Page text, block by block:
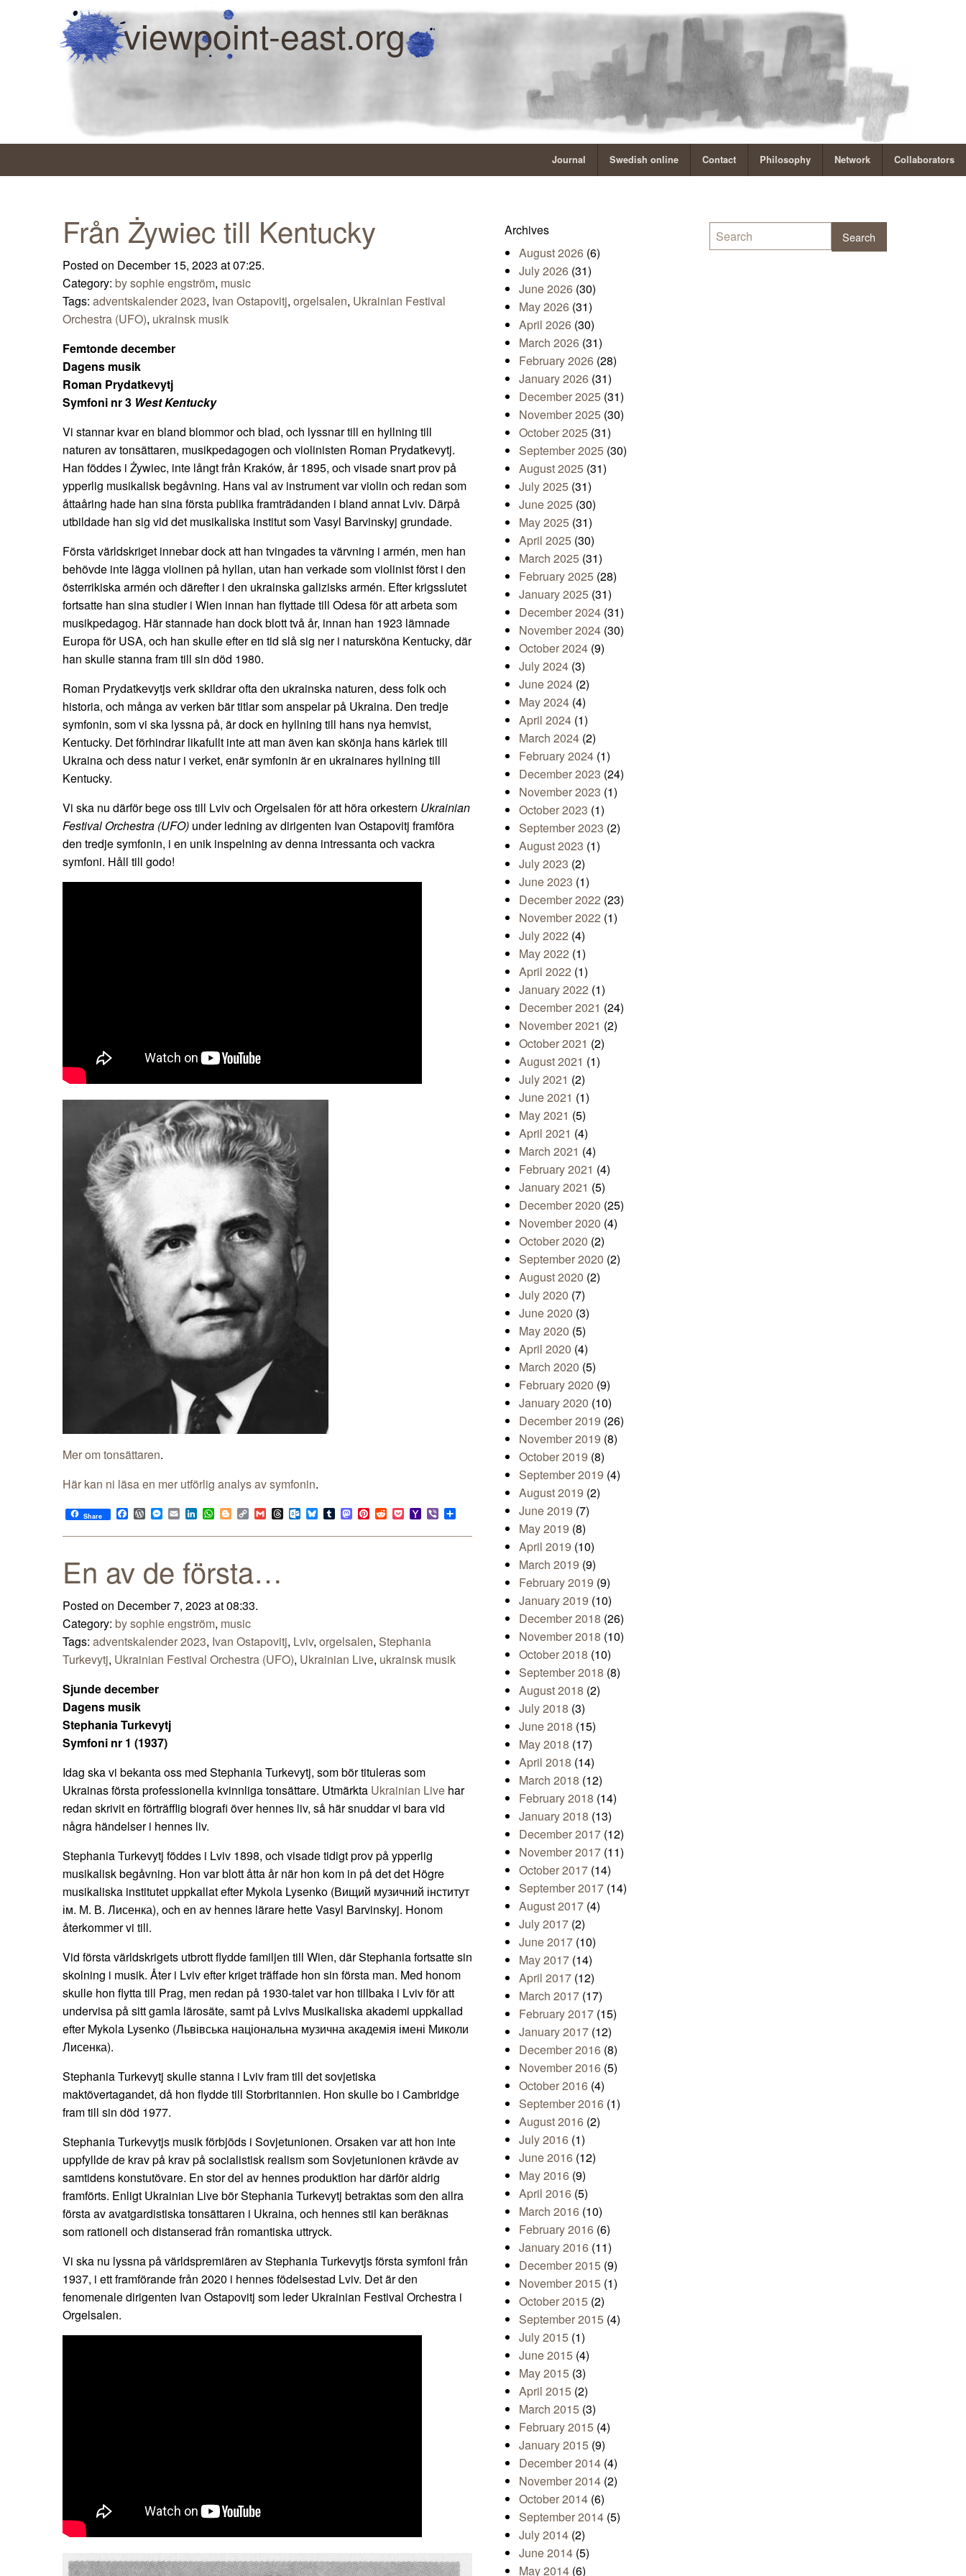
viewpoint-east.org
Journal Swedish online Contact Philosophy Network Collaborators
Från Żywiec till Kentucky
Posted on December 15, 2023 at 07:25.
Category: by sophie engström, music
Tags: adventskalender 2023, Ivan Ostapovitj, orgelsalen, Ukrainian Festival
Orchestra (UFO), ukrainsk musik
Femtonde december
Dagens musik
Roman Prydatkevytj
Symfoni nr 3 West Kentucky
Vi stannar kvar en bland blommor och blad, och lyssnar till en hyllning till
naturen av tonsättaren, musikpedagogen och violinisten Roman Prydatkevytj.
Han föddes i Żywiec, inte långt från Kraków, år 1895, och visade snart prov på
ypperlig musikalisk begåvning. Hans val av instrument var violin och redan som
åttaåring hade han sina första publika framträdanden i bland annat Lviv. Därpå
utbildade han sig vid det musikaliska institut som Vasyl Barvinskyj grundade.
Första världskriget innebar dock att han tvingades ta värvning i armén, men han
behövde inte lägga violinen på hyllan, utan han verkade som violinist först i den
österrikiska armén och därefter i den ukrainska galizisks armén. Efter krigsslutet
fortsatte han sina studier i Wien innan han flyttade till Odesa för att arbeta som
musikpedagog. Här stannade han dock blott två år, innan han 1923 lämnade
Europa för USA, och han skulle efter en tid slå sig ner i natursköna Kentucky, där
han skulle stanna fram till sin död 1980.
Roman Prydatkevytjs verk skildrar ofta den ukrainska naturen, dess folk och
historia, och många av verken bär titlar som anspelar på Ukraina. Den tredje
symfonin, som vi ska lyssna på, är dock en hyllning till hans nya hemvist,
Kentucky. Det förhindrar likafullt inte att man även kan skönja hans kärlek till
Ukraina och dess natur i verket, enär symfonin är en ukrainares hyllning till
Kentucky.
Vi ska nu därför bege oss till Lviv och Orgelsalen för att höra orkestern Ukrainian
Festival Orchestra (UFO) under ledning av dirigenten Ivan Ostapovitj framföra
den tredje symfonin, i en unik inspelning av denna intressanta och vackra
symfoni. Håll till godo!
Mer om tonsättaren.
Här kan ni läsa en mer utförlig analys av symfonin.
Share Facebook
WordPress
Messenger
EmailLinkedIn
WhatsApp
BloggerCopy
Link
GmailThreadsOutlook.com
Bluesky
TumblrMastodon
Pinterest
RedditPocketYahoo
Mail
Viber
En av de första…
Posted on December 7, 2023 at 08:33.
Category: by sophie engström, music
Tags: adventskalender 2023, Ivan Ostapovitj, Lviv, orgelsalen, Stephania
Turkevytj, Ukrainian Festival Orchestra (UFO), Ukrainian Live, ukrainsk musik
Sjunde december
Dagens musik
Stephania Turkevytj
Symfoni nr 1 (1937)
Idag ska vi bekanta oss med Stephania Turkevytj, som bör tituleras som
Ukrainas första professionella kvinnliga tonsättare. Utmärkta Ukrainian Live har
redan skrivit en förträfflig biografi över hennes liv, så här snuddar vi bara vid
några händelser i hennes liv.
Stephania Turkevytj föddes i Lviv 1898, och visade tidigt prov på ypperlig
musikalisk begåvning. Hon var blott åtta år när hon kom in på det det Högre
musikaliska institutet uppkallat efter Mykola Lysenko (Вищий музичний інститут
ім. М. В. Лисенка), och en av hennes lärare hette Vasyl Barvinskyj. Honom
återkommer vi till.
Vid första världskrigets utbrott flydde familjen till Wien, där Stephania fortsatte sin
skolning i musik. Åter i Lviv efter kriget träffade hon sin första man. Med honom
skulle hon flytta till Prag, men redan på 1930-talet var hon tillbaka i Lviv för att
undervisa på sitt gamla lärosäte, samt på Lvivs Musikaliska akademi uppkallad
efter Mykola Lysenko (Львівська національна музична академія імені Миколи
Лисенка).
Stephania Turkevytj skulle stanna i Lviv fram till det sovjetiska
maktövertagandet, då hon flydde till Storbritannien. Hon skulle bo i Cambridge
fram till sin död 1977.
Stephania Turkevytjs musik förbjöds i Sovjetunionen. Orsaken var att hon inte
uppfyllde de krav på krav på socialistisk realism som Sovjetunionen krävde av
samtidens konstutövare. En stor del av hennes produktion har därför aldrig
framförts. Enligt Ukrainian Live bör Stephania Turkevytj betraktas som den allra
första av avatgardistiska tonsättaren i Ukraina, och hennes stil kan beräknas
som rationell och distanserad från romantiska uttryck.
Vi ska nu lyssna på världspremiären av Stephania Turkevytjs första symfoni från
1937, i ett framförande från 2020 i hennes födelsestad Lviv. Det är den
fenomenale dirigenten Ivan Ostapovitj som leder Ukrainian Festival Orchestra i
Orgelsalen.
Archives
August 2026 (6)
July 2026 (31)
June 2026 (30)
May 2026 (31)
April 2026 (30)
March 2026 (31)
February 2026 (28)
January 2026 (31)
December 2025 (31)
November 2025 (30)
October 2025 (31)
September 2025 (30)
August 2025 (31)
July 2025 (31)
June 2025 (30)
May 2025 (31)
April 2025 (30)
March 2025 (31)
February 2025 (28)
January 2025 (31)
December 2024 (31)
November 2024 (30)
October 2024 (9)
July 2024 (3)
June 2024 (2)
May 2024 (4)
April 2024 (1)
March 2024 (2)
February 2024 (1)
December 2023 (24)
November 2023 (1)
October 2023 (1)
September 2023 (2)
August 2023 (1)
July 2023 (2)
June 2023 (1)
December 2022 (23)
November 2022 (1)
July 2022 (4)
May 2022 (1)
April 2022 (1)
January 2022 (1)
December 2021 (24)
November 2021 (2)
October 2021 (2)
August 2021 (1)
July 2021 (2)
June 2021 (1)
May 2021 (5)
April 2021 (4)
March 2021 (4)
February 2021 (4)
January 2021 (5)
December 2020 (25)
November 2020 (4)
October 2020 (2)
September 2020 (2)
August 2020 (2)
July 2020 (7)
June 2020 (3)
May 2020 (5)
April 2020 (4)
March 2020 (5)
February 2020 (9)
January 2020 (10)
December 2019 (26)
November 2019 (8)
October 2019 (8)
September 2019 (4)
August 2019 (2)
June 2019 (7)
May 2019 (8)
April 2019 (10)
March 2019 (9)
February 2019 (9)
January 2019 (10)
December 2018 (26)
November 2018 (10)
October 2018 (10)
September 2018 (8)
August 2018 (2)
July 2018 (3)
June 2018 (15)
May 2018 (17)
April 2018 (14)
March 2018 (12)
February 2018 (14)
January 2018 (13)
December 2017 (12)
November 2017 (11)
October 2017 (14)
September 2017 (14)
August 2017 (4)
July 2017 (2)
June 2017 (10)
May 2017 (14)
April 2017 (12)
March 2017 (17)
February 2017 (15)
January 2017 (12)
December 2016 (8)
November 2016 (5)
October 2016 (4)
September 2016 (1)
August 2016 (2)
July 2016 (1)
June 2016 (12)
May 2016 (9)
April 2016 (5)
March 2016 (10)
February 2016 (6)
January 2016 (11)
December 2015 (9)
November 2015 (1)
October 2015 (2)
September 2015 (4)
July 2015 (1)
June 2015 (4)
May 2015 (3)
April 2015 (2)
March 2015 (3)
February 2015 (4)
January 2015 (9)
December 2014 (4)
November 2014 (2)
October 2014 (6)
September 2014 (5)
July 2014 (2)
June 2014 (5)
May 2014 (6)